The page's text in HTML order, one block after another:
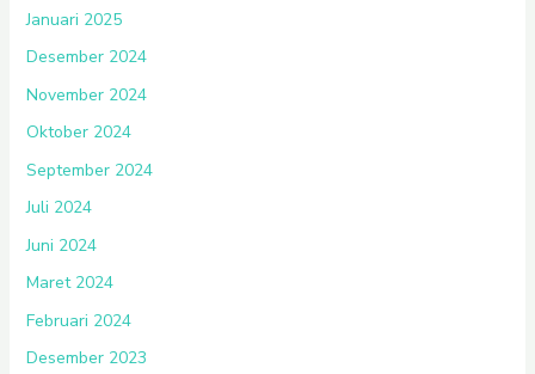
Januari 2025
Desember 2024
November 2024
Oktober 2024
September 2024
Juli 2024
Juni 2024
Maret 2024
Februari 2024
Desember 2023